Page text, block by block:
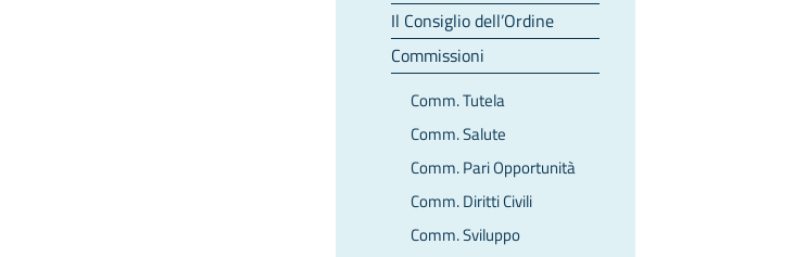
Il Consiglio dell’Ordine
Commissioni
Comm. Tutela
Comm. Salute
Comm. Pari Opportunità
Comm. Diritti Civili
Comm. Sviluppo